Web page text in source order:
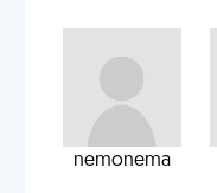
nemonema